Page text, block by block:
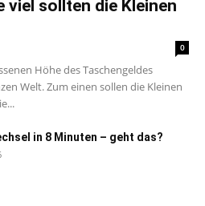
viel sollten die Kleinen
0
Höhe des Taschengeldes
Welt. Zum einen sollen die Kleinen
in 8 Minuten – geht das?